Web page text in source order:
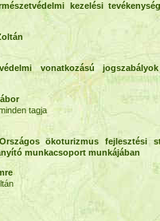
kezelési
vonatkozású
tagja
ökoturizmus fejlesztési
munkacsoport munkájában